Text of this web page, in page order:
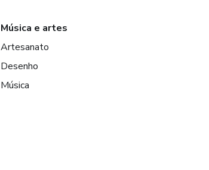
Música e artes
Artesanato
Desenho
Música